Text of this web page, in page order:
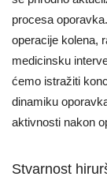
procesa
operacije kolena,
medicinsku
ćemo istražiti
dinamiku
aktivnosti nakon
Stvarnost